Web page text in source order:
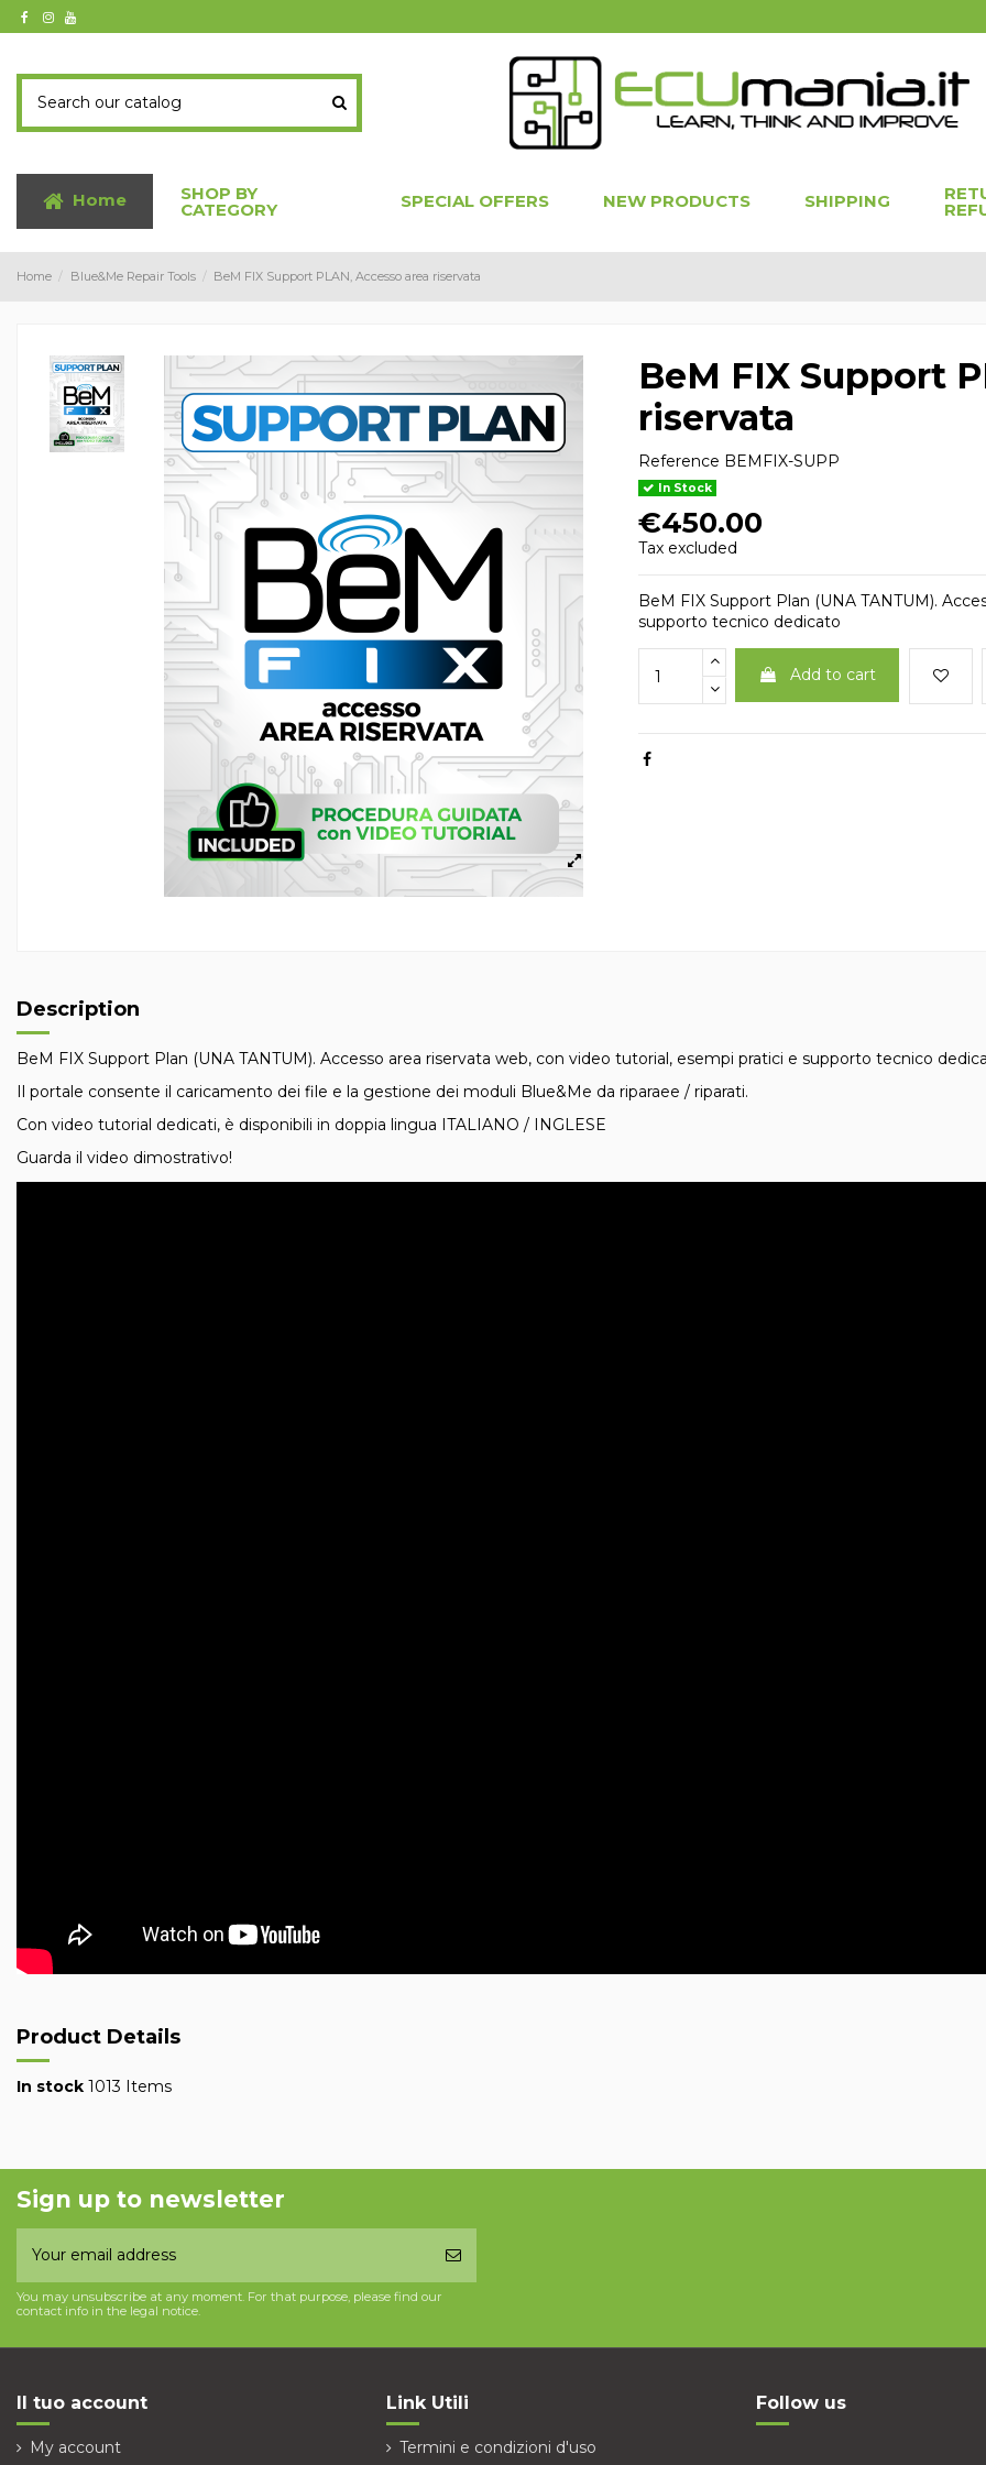
Home SHOP BY
CATEGORY SPECIAL OFFERS NEW PRODUCTS SHIPPING
Home Blue&Me Repair Tools BeM FIX Support PLAN, Accesso area riservata
BeM FIX Support
riservata
Reference BEMFIX-SUPP
In Stock
€450.00
Tax excluded
BeM FIX Support Plan (UNA TANTUM).
supporto tecnico dedicato
Add to cart
Description
BeM FIX Support Plan (UNA TANTUM). Accesso area riservata web, con video tutorial, esempi pratici e supporto tecnico
Il portale consente il caricamento dei file e la gestione dei moduli Blue&Me da riparaee / riparati.
Con video tutorial dedicati, è disponibili in doppia lingua ITALIANO / INGLESE
Guarda il video dimostrativo!
Product Details
In stock 1013 Items
Sign up to newsletter
You may unsubscribe at any moment. For that purpose, please find our
contact info in the legal notice.
Il tuo account
My account
Link Utili
Termini e condizioni d'uso
Follow us